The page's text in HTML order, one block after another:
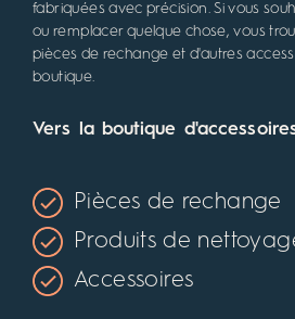
fabriquées avec précision. Si vous
ou remplacer quelque chose, vous
pièces de rechange et d'autres
boutique.
Vers la boutique
Pièces de rechange
Produits de
Accessoires